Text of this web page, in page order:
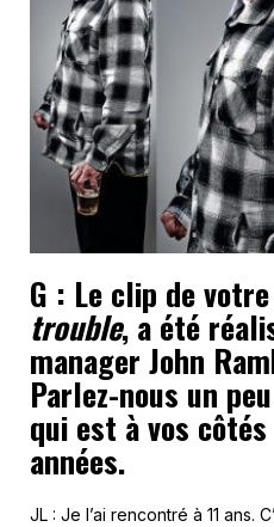
G : Le clip de
trouble, a été
manager John
Parlez-nous un
qui est à vos
années.
JL : Je l’ai rencontré à 11 ans.